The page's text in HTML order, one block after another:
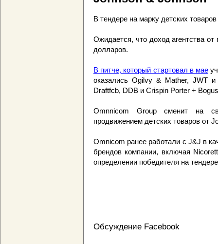
В тендере на марку детских
Ожидается, что доход агентства
долларов.
В питче, который стартовал в мае
оказались Ogilvy & Mather, JWT
Draftfcb, DDB и Crispin Porter +
Omnnicom Group сменит на
продвижением детских товаров от
Omnicom ранее работали с J&J в
брендов компании, включая
определении победителя на
Обсуждение Facebook